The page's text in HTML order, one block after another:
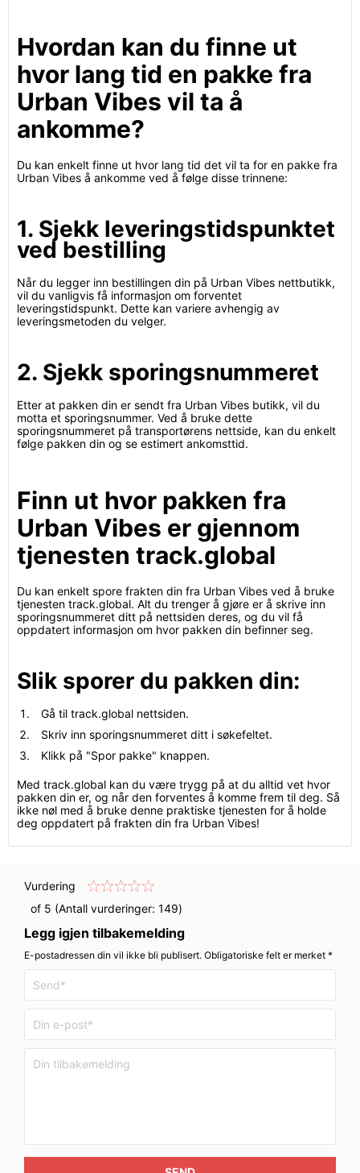
Hvordan kan du finne ut
hvor lang tid en pakke fra
Urban Vibes vil ta å
ankomme?
Du kan enkelt finne ut hvor lang tid det vil ta for en pakke fra
Urban Vibes å ankomme ved å følge disse trinnene:
1. Sjekk leveringstidspunktet
ved bestilling
Når du legger inn bestillingen din på Urban Vibes nettbutikk,
vil du vanligvis få informasjon om forventet
leveringstidspunkt. Dette kan variere avhengig av
leveringsmetoden du velger.
2. Sjekk sporingsnummeret
Etter at pakken din er sendt fra Urban Vibes butikk, vil du
motta et sporingsnummer. Ved å bruke dette
sporingsnummeret på transportørens nettside, kan du enkelt
følge pakken din og se estimert ankomsttid.
Finn ut hvor pakken fra
Urban Vibes er gjennom
tjenesten track.global
Du kan enkelt spore frakten din fra Urban Vibes ved å bruke
tjenesten track.global. Alt du trenger å gjøre er å skrive inn
sporingsnummeret ditt på nettsiden deres, og du vil få
oppdatert informasjon om hvor pakken din befinner seg.
Slik sporer du pakken din:
Gå til track.global nettsiden.
Skriv inn sporingsnummeret ditt i søkefeltet.
Klikk på "Spor pakke" knappen.
Med track.global kan du være trygg på at du alltid vet hvor
pakken din er, og når den forventes å komme frem til deg. Så
ikke nøl med å bruke denne praktiske tjenesten for å holde
deg oppdatert på frakten din fra Urban Vibes!
Vurdering
of 5 (Antall vurderinger: 149)
Legg igjen tilbakemelding
E-postadressen din vil ikke bli publisert. Obligatoriske felt er merket *